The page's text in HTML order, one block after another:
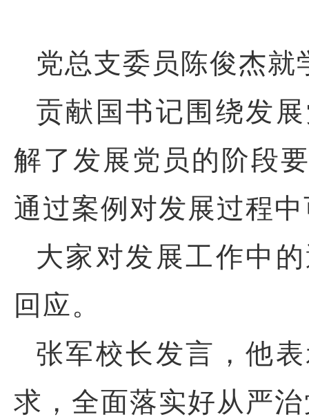
党总支委员陈俊杰
贡献国书记围绕发
解了发展党员的阶段
通过案例对发展过程
大家对发展工作中
回应。
张军校长发言，他
求，全面落实好从严